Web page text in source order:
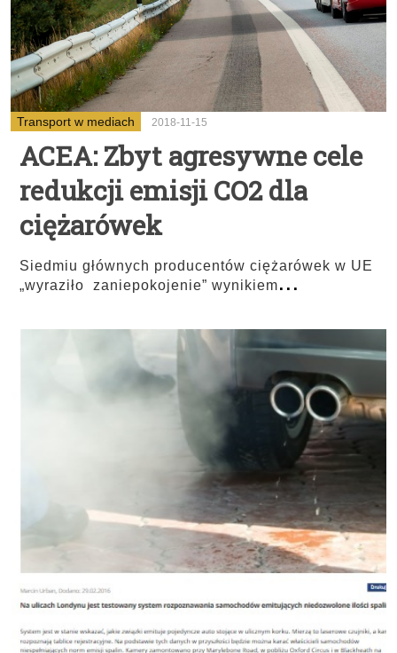
Transport w mediach 2018-11-15
ACEA: Zbyt agresywne cele
redukcji emisji CO2 dla
ciężarówek
Siedmiu głównych producentów ciężarówek w UE
„wyraziło zaniepokojenie” wynikiem...